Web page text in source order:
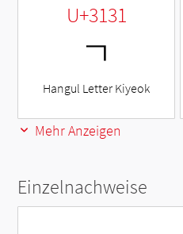
U+3131
ㄱ
Hangul Letter Kiyeok
Mehr Anzeigen
Einzelnachweise